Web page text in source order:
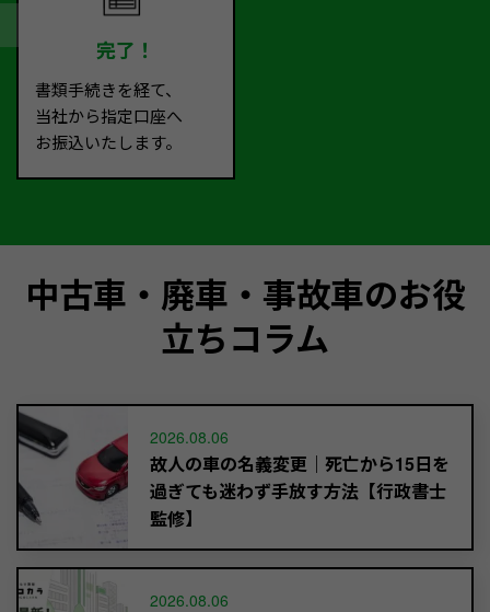
完了！
書類手続きを経て、
当社から指定口座へ
お振込いたします。
中古車・廃車・事故車のお役
立ちコラム
2026.08.06
故人の車の名義変更｜死亡から15日を
過ぎても迷わず手放す方法【行政書士
監修】
2026.08.06